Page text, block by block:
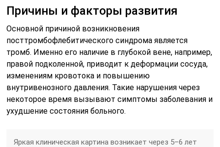
Причины и факторы развития
Основной причиной возникновения
посттромбофлебитического синдрома является
тромб. Именно его наличие в глубокой вене, например,
правой подколенной, приводит к деформации сосуда,
изменениям кровотока и повышению
внутривенозного давления. Такие нарушения через
некоторое время вызывают симптомы заболевания и
ухудшение состояния больного.
Яркая клиническая картина возникает через 5–6 лет